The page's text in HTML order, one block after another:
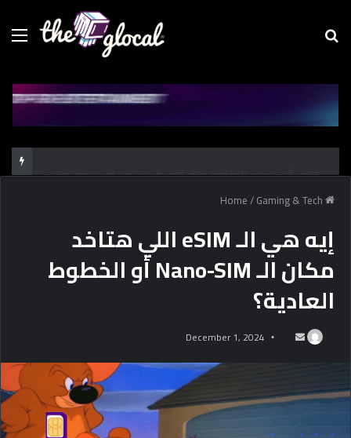
Menu
/Gaming & Tech
إيه هي الـ eSIM اللي هتاخد
مكان الـ Nano-SIM أو الخطوط
العادية؟
d
December 1, 2024